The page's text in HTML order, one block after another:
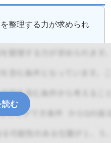
整理する力が求められ
読む